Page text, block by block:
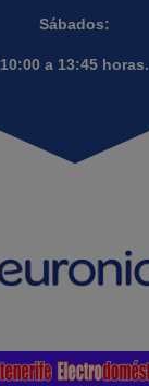
Sábados:
10:00 a 13:45 horas.